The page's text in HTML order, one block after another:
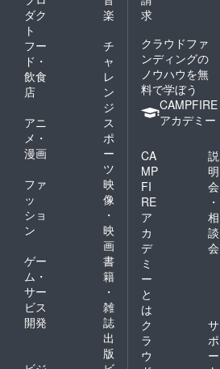
一面すべてにムラがなく、
はっきりとした色が綺麗に
出やすいという点です。そ
のため、革では表現するの
が難しい絶妙な「中間色」
も、帆布であれば狙い通り
に表現しやすくなります。
この美しい中間色の発色こ
そが、帆布版Tenuisならで
はの大きな魅力です。光の
加減で様々に変化する、奥
深い「青藍」の色味を、ぜ
ひお手元で楽しんでいただ
ければ幸いです。・お気に
入りのカラーはお早めにこ
のように、SOLAHANPUの
ダク
ト
楽
フー
ド・
飲食
店
チ
ャ
レ
ン
ジ
アニ
メ・
漫画
ス
ポ
ー
ツ
ファ
ッ
ショ
ン
映
像
・
映
画
ゲー
ム・
サー
ビス
開発
書
籍
・
雑
誌
出
版
求
クラウドファ
ンディングの
ノウハウを無
料で学ぼう
CAMPFIRE
アカデミー
CA
MP
FI
RE
ア
カ
デ
ミ
ー
と
は
説
明
会
・
相
談
会
ク
ラ
ウ
サ
ポ
ー